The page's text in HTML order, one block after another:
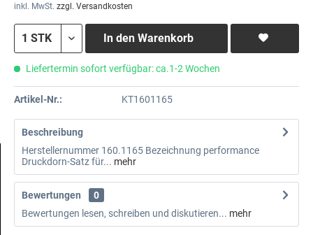
inkl. MwSt. zzgl. Versandkosten
In den Warenkorb
Liefertermin sofort verfügbar: ca.1-2 Wochen
Artikel-Nr.: KT1601165
Beschreibung
Herstellernummer 160.1165 Bezeichnung performance
Druckdorn-Satz für... mehr
Bewertungen
0
Bewertungen lesen, schreiben und diskutieren... mehr